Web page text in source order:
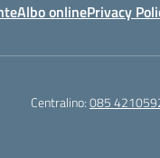
Albo onlinePrivacy
Centralino:085